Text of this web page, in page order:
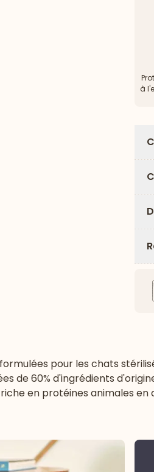
à
pour les chats
de 60% d'ingrédients
en protéines animales